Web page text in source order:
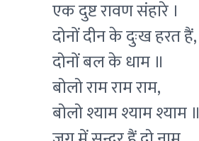
एक दुष्ट रावण संहारे ।
दोनों दीन के दुःख हरत हैं,
दोनों बल के धाम ॥
बोलो राम राम राम,
बोलो श्याम श्याम श्याम ॥